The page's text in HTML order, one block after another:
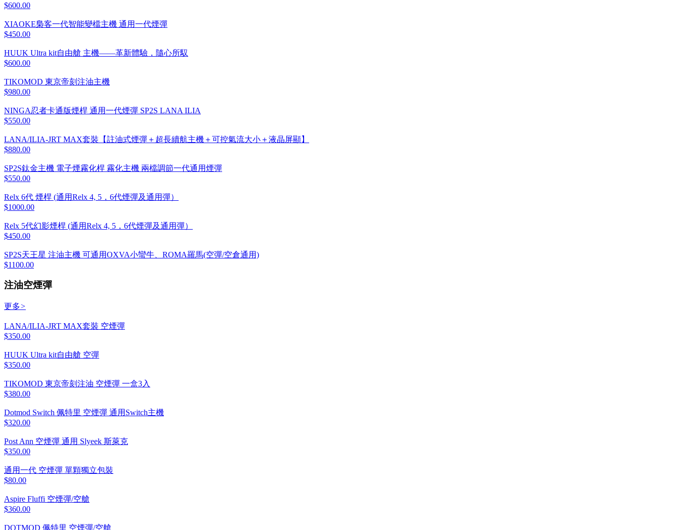
$600.00
XIAOKE梟客一代智能變檔主機 通用一代煙彈
$450.00
HUUK Ultra kit自由艙 主機——革新體驗，隨心所馭
$600.00
TIKOMOD 東京帝刻注油主機
$980.00
NINGA忍者卡通版煙桿 通用一代煙彈 SP2S LANA ILIA
$550.00
LANA/ILIA-JRT MAX套裝【註油式煙彈＋超長續航主機＋可控氣流大小＋液晶屏顯】
$880.00
SP2S鈦金主機 電子煙霧化桿 霧化主機 兩檔調節一代通用煙彈
$550.00
Relx 6代 煙桿 (通用Relx 4, 5，6代煙彈及通用彈）
$1000.00
Relx 5代幻影煙桿 (通用Relx 4, 5，6代煙彈及通用彈）
$450.00
SP2S天王星 注油主機 可通用OXVA小蠻牛、ROMA羅馬(空彈/空倉通用)
$1100.00
注油空煙彈
更多>
LANA/ILIA-JRT MAX套裝 空煙彈
$350.00
HUUK Ultra kit自由艙 空彈
$350.00
TIKOMOD 東京帝刻注油 空煙彈 一盒3入
$380.00
Dotmod Switch 佩特里 空煙彈 通用Switch主機
$320.00
Post Ann 空煙彈 通用 Slyeek 斯萊克
$350.00
通用一代 空煙彈 單顆獨立包裝
$80.00
Aspire Fluffi 空煙彈/空艙
$360.00
DOTMOD 佩特里 空煙彈/空艙